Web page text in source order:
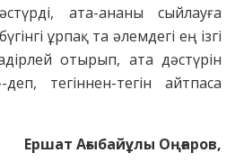
ата-ананы сыйлауға
ұрпақ та әлемдегі ең ізгі
отырып, ата дәстүрін
тегіннен-тегін айтпаса
Ершат Ағыбайұлы Оңғаров,